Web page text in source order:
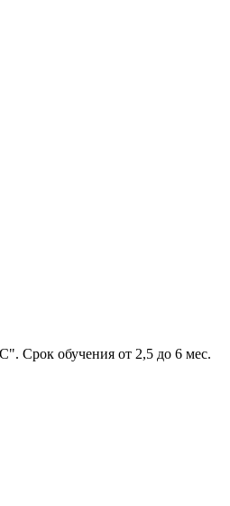
Срок обучения от 2,5 до 6 мес.